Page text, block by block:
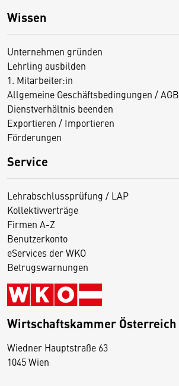
Wissen
Unternehmen gründen
Lehrling ausbilden
1. Mitarbeiter:in
Allgemeine Geschäftsbedingungen / AGB
Dienstverhältnis beenden
Exportieren / Importieren
Förderungen
Service
Lehrabschlussprüfung / LAP
Kollektivverträge
Firmen A-Z
Benutzerkonto
eServices der WKO
Betrugswarnungen
Wirtschaftskammer Österreich
Wiedner Hauptstraße 63
1045 Wien
D